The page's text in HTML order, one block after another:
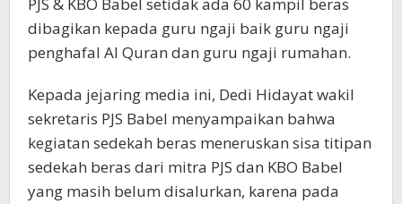
dibagikan kepada guru ngaji baik guru ngaji
penghafal Al Quran dan guru ngaji rumahan.
Kepada jejaring media ini, Dedi Hidayat wakil
sekretaris PJS Babel menyampaikan bahwa
kegiatan sedekah beras meneruskan sisa titipan
sedekah beras dari mitra PJS dan KBO Babel
yang masih belum disalurkan, karena pada